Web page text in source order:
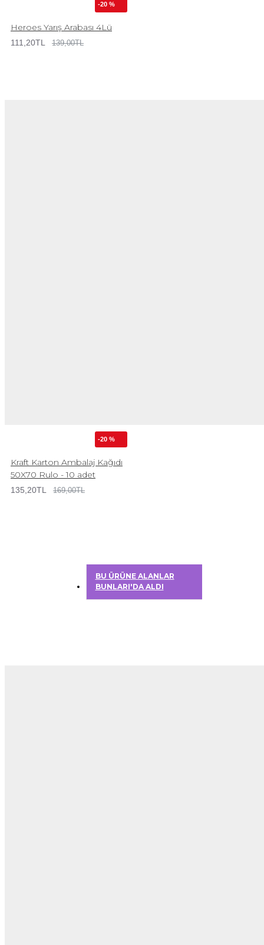
-20 %
Heroes Yarış Arabası 4Lü
111,20TL 139,00TL
-20 %
Kraft Karton Ambalaj Kağıdı
50X70 Rulo - 10 adet
135,20TL 169,00TL
BU ÜRÜNE ALANLAR
BUNLARI'DA ALDI